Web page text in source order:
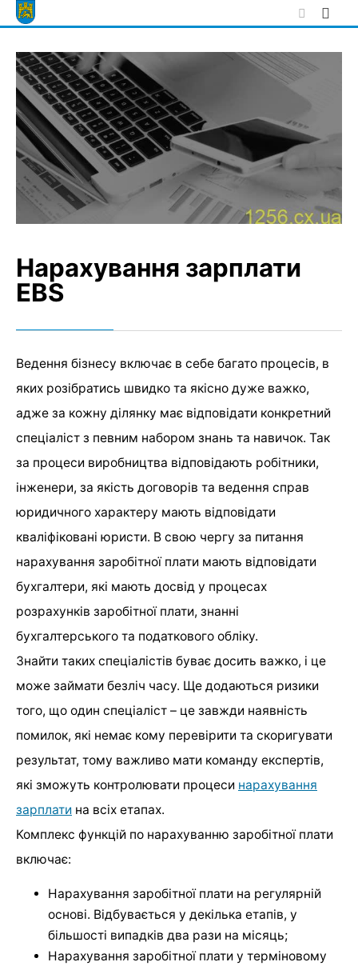
Skip
to
Нарахування зарплати
EBS
Ведення бізнесу включає в себе багато процесів, в
яких розібратись швидко та якісно дуже важко,
адже за кожну ділянку має відповідати конкретний
спеціаліст з певним набором знань та навичок. Так
за процеси виробництва відповідають робітники,
інженери, за якість договорів та ведення справ
юридичного характеру мають відповідати
кваліфіковані юристи. В свою чергу за питання
нарахування заробітної плати мають відповідати
бухгалтери, які мають досвід у процесах
розрахунків заробітної плати, знанні
бухгалтерського та податкового обліку.
Знайти таких спеціалістів буває досить важко, і це
може займати безліч часу. Ще додаються ризики
того, що один спеціаліст – це завжди наявність
помилок, які немає кому перевірити та скоригувати
результат, тому важливо мати команду експертів,
які зможуть контролювати процеси нарахування
зарплати на всіх етапах.
Комплекс функцій по нарахуванню заробітної плати
включає:
Нарахування заробітної плати на регулярній
основі. Відбувається у декілька етапів, у
більшості випадків два рази на місяць;
Нарахування заробітної плати у терміновому